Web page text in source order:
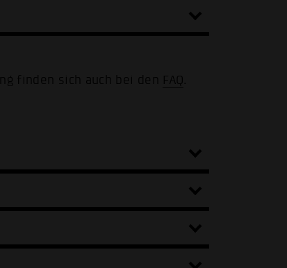
finden sich auch bei den FAQ.